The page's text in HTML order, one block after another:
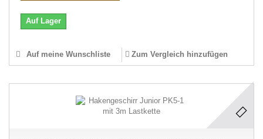
Auf Lager
Auf meine Wunschliste Zum Vergleich hinzufügen